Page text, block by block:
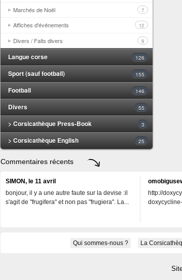
Marchés de Noël 7
Affiches d'événements 12
Divers / Faits divers 9
Langue corse 126
Sport (sauf football) 155
Football 146
Divers 55
> Corsicathèque Press-Book 3
> Corsicathèque English 25
Commentaires récents
SIMON, le 11 avril
bonjour, il y a une autre faute sur la devise :il
s'agit de "frugifera" et non pas "frugiera". La...
http://
Qui sommes-nous ? La